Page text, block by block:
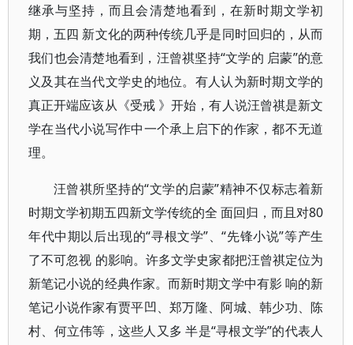
继承与坚持，而且会清楚地看到，在新时期文学初
期，五四 新文化的两种传统几乎是同时回归的，从而
我们也会清楚地看到，汪曾祺坚持“文学的 启蒙”的意
义及其在当代文学史的地位。有人认为新时期文学的
真正开端应该从《受戒 》开始，有人说汪曾祺是新文
学在当代小说写作中一个承上启下的作家，都不无道
理。
汪曾祺所坚持的“文学的启蒙”精神不仅标志着新
时期文学初期五四新文学传统的全 面回归，而且对80
年代中期以后出现的“寻根文学”、“先锋小说”等产生
了不可忽视 的影响。许多文学史家都把汪曾祺定位为
新笔记小说的经典作家。而新时期文学中有影 响的新
笔记小说作家有贾平凹、郑万隆、阿城、韩少功、陈
村、何立伟等，这些人又多 半是“寻根文学”的代表人